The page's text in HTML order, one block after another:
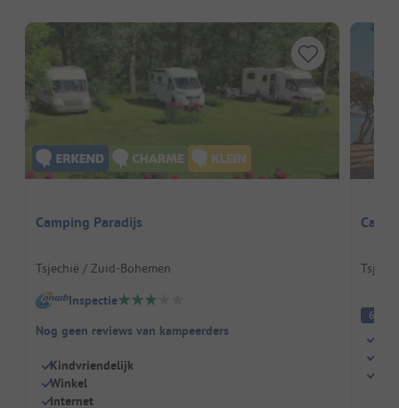
Camping Paradijs
Tsjechië / Zuid-Bohemen
Inspectie
Nog geen reviews van kampeerders
Kindvriendelijk
Winkel
Internet
6